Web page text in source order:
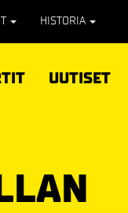
HISTORIA
UUTISET